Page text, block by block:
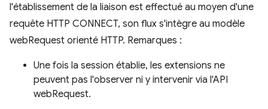
l'établissement de la liaison est effectué au moyen d'une
requête HTTP CONNECT, son flux s'intègre au modèle
webRequest orienté HTTP. Remarques :
Une fois la session établie, les extensions ne
peuvent pas l'observer ni y intervenir via l'API
webRequest.